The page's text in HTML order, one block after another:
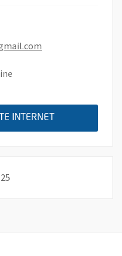
INTERNET , OUVRE UNE